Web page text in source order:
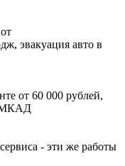
эвакуация авто в
от 60 000 рублей,
МКАД
- эти же работы